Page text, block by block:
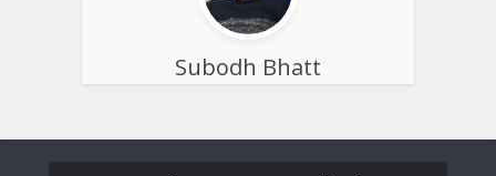
Subodh Bhatt